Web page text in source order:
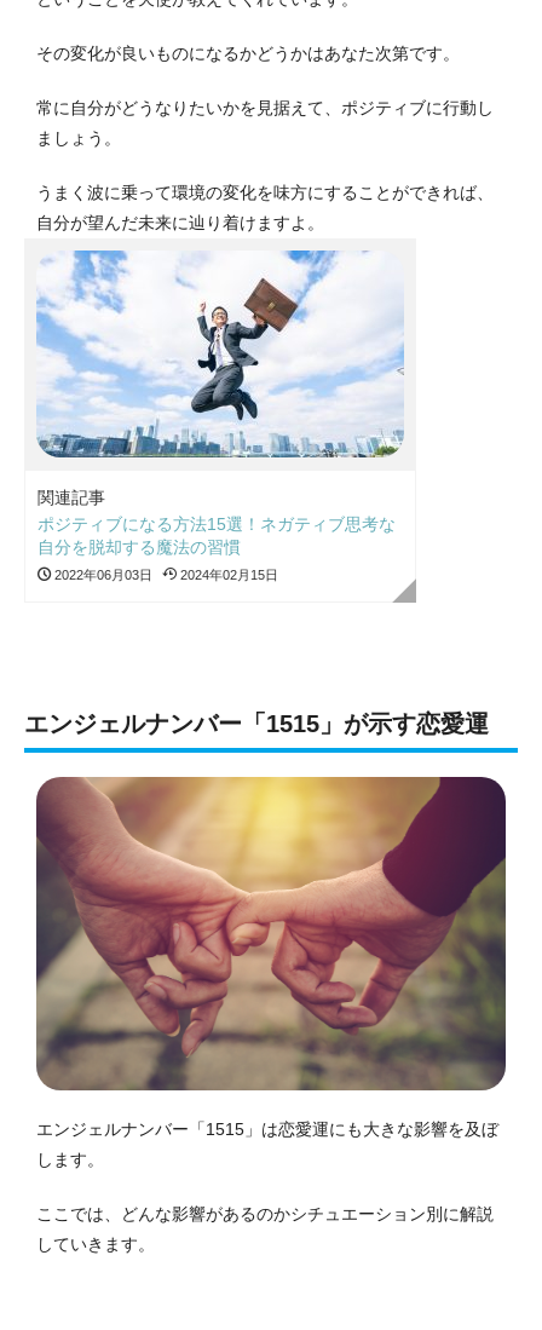
その変化が良いものになるかどうかはあなた次第です。
常に自分がどうなりたいかを見据えて、ポジティブに行動し
ましょう。
うまく波に乗って環境の変化を味方にすることができれば、
自分が望んだ未来に辿り着けますよ。
関連記事
ポジティブになる方法15選！ネガティブ思考な
自分を脱却する魔法の習慣
2022年06月03日 2024年02月15日
エンジェルナンバー「1515」が示す恋愛運
エンジェルナンバー「1515」は恋愛運にも大きな影響を及ぼ
します。
ここでは、どんな影響があるのかシチュエーション別に解説
していきます。